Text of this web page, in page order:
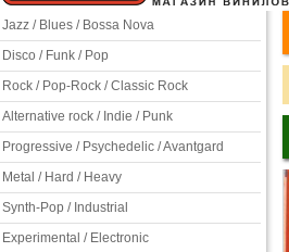
Jazz / Blues / Bossa Nova
Disco / Funk / Pop
Rock / Pop-Rock / Classic Rock
Alternative rock / Indie / Punk
Progressive / Psychedelic / Avantgard
Metal / Hard / Heavy
Synth-Pop / Industrial
Experimental / Electronic